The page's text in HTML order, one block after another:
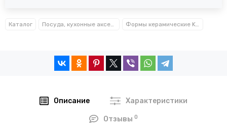
Каталог Посуда, кухонные аксессуары и принадлежности TM Kamille TM Ofenbach Формы керамические Kamille™
Описание Характеристики
Отзывы0